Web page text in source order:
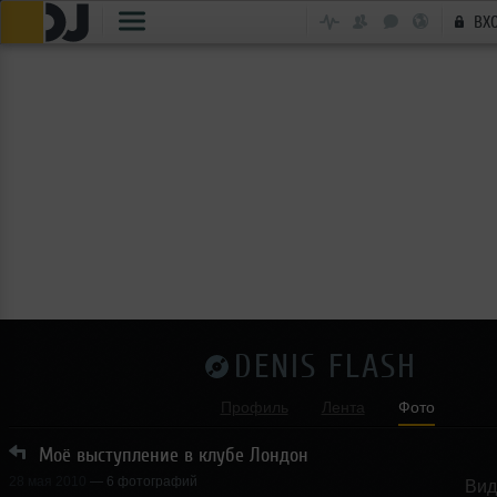
DENIS FLASH
Фото
Моё выступление в клубе Лондон
— 6 фотографий